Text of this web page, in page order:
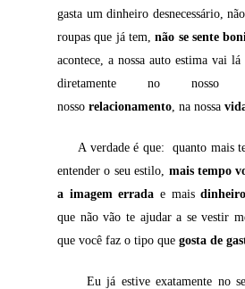
gasta um dinheiro desnecessário,
roupas que já tem,não se sente
acontece, a nossa auto estima vai
diretamente no
nosso relacionamento , na nossa
A verdade é que: quanto mais
entender o seu estilo, mais tempo
a imagem errada e maisdinheiro
que não vão te ajudar a se vestir
que você faz o tipo que gosta de
Eu já estive exatamente no